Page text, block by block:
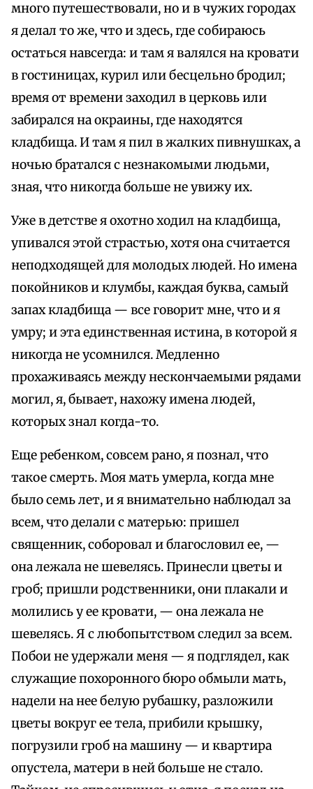
много путешествовали, но и в чужих городах
я делал то же, что и здесь, где собираюсь
остаться навсегда: и там я валялся на кровати
в гостиницах, курил или бесцельно бродил;
время от времени заходил в церковь или
забирался на окраины, где находятся
кладбища. И там я пил в жалких пивнушках, а
ночью братался с незнакомыми людьми,
зная, что никогда больше не увижу их.
Уже в детстве я охотно ходил на кладбища,
упивался этой страстью, хотя она считается
неподходящей для молодых людей. Но имена
покойников и клумбы, каждая буква, самый
запах кладбища — все говорит мне, что и я
умру; и эта единственная истина, в которой я
никогда не усомнился. Медленно
прохаживаясь между нескончаемыми рядами
могил, я, бывает, нахожу имена людей,
которых знал когда-то.
Еще ребенком, совсем рано, я познал, что
такое смерть. Моя мать умерла, когда мне
было семь лет, и я внимательно наблюдал за
всем, что делали с матерью: пришел
священник, соборовал и благословил ее, —
она лежала не шевелясь. Принесли цветы и
гроб; пришли родственники, они плакали и
молились у ее кровати, — она лежала не
шевелясь. Я с любопытством следил за всем.
Побои не удержали меня — я подглядел, как
служащие похоронного бюро обмыли мать,
надели на нее белую рубашку, разложили
цветы вокруг ее тела, прибили крышку,
погрузили гроб на машину — и квартира
опустела, матери в ней больше не стало.